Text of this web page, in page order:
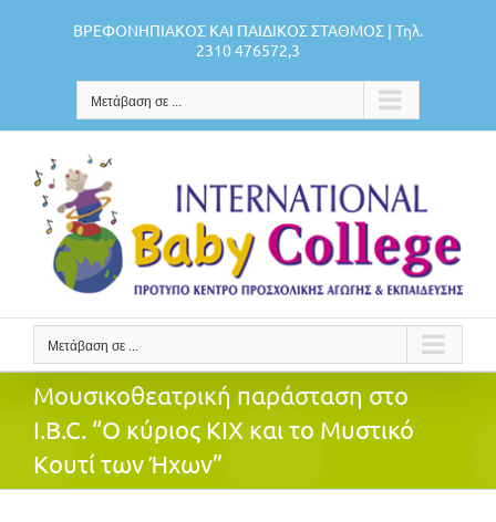
ΒΡΕΦΟΝΗΠΙΑΚΟΣ ΚΑΙ ΠΑΙΔΙΚΟΣ ΣΤΑΘΜΟΣ | Τηλ.
2310 476572,3
Μετάβαση σε ...
Μετάβαση σε ...
Μουσικοθεατρική παράσταση στο
I.B.C. “Ο κύριος ΚΙΧ και το Μυστικό
Κουτί των Ήχων”